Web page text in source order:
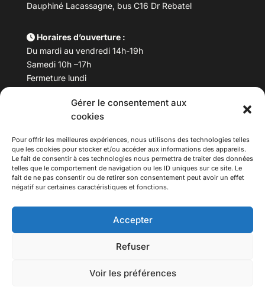
Gérer le consentement aux
cookies
Pour offrir les meilleures expériences, nous utilisons des technologies telles
que les cookies pour stocker et/ou accéder aux informations des appareils.
Le fait de consentir à ces technologies nous permettra de traiter des données
telles que le comportement de navigation ou les ID uniques sur ce site. Le
fait de ne pas consentir ou de retirer son consentement peut avoir un effet
négatif sur certaines caractéristiques et fonctions.
Accepter
Refuser
Voir les préférences
Dauphiné Lacassagne, bus C16 Dr Rebatel
Horaires d’ouverture :
Du mardi au vendredi 14h-19h
Samedi 10h –17h
Fermeture lundi
Téléphone :
04 78 53 06 40
maisondesculturesasiatiques@asiexpo.com
Tous droits réservés.